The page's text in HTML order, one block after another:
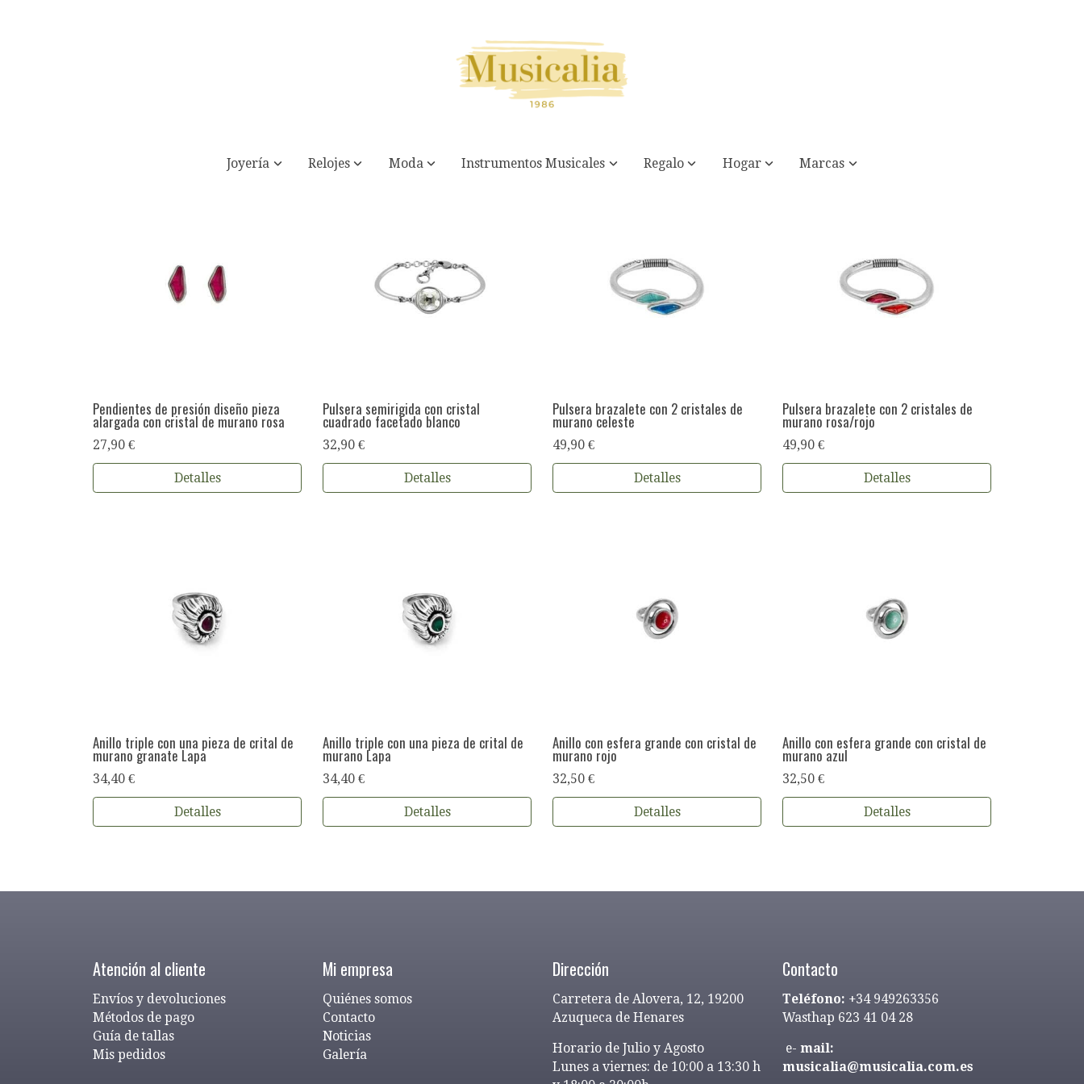
Joyería Relojes Moda Instrumentos Musicales Regalo Hogar Marcas
Pendientes de presión diseño pieza
alargada con cristal de murano rosa
27,90 €
Detalles
Pulsera semirigida con cristal
cuadrado facetado blanco
32,90 €
Detalles
Pulsera brazalete con 2 cristales de
murano celeste
49,90 €
Detalles
Pulsera brazalete con 2 cristales de
murano rosa/rojo
49,90 €
Detalles
Anillo triple con una pieza de crital de
murano granate Lapa
34,40 €
Detalles
Anillo triple con una pieza de crital de
murano Lapa
34,40 €
Detalles
Anillo con esfera grande con cristal de
murano rojo
32,50 €
Detalles
Anillo con esfera grande con cristal de
murano azul
32,50 €
Detalles
Atención al cliente
Envíos y devoluciones
Métodos de pago
Guía de tallas
Mis pedidos
Mi empresa
Quiénes somos
Contacto
Noticias
Galería
Dirección
Carretera de Alovera, 12, 19200
Azuqueca de Henares
Horario de Julio y Agosto
Lunes a viernes: de 10:00 a 13:30 h
Contacto
Teléfono: +34 949263356
Wasthap 623 41 04 28
e- mail:
musicalia@musicalia.com.es